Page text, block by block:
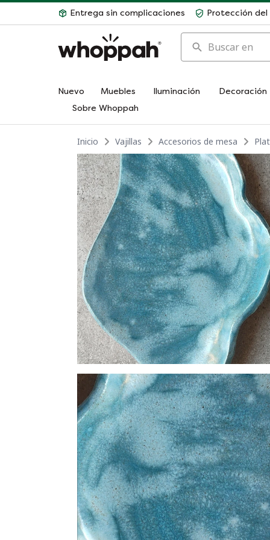
Entrega sin complicaciones Protección
Buscar en
Nuevo Muebles Iluminación
Decoración
Sobre Whoppah
Inicio Vajillas Accesorios de mesa